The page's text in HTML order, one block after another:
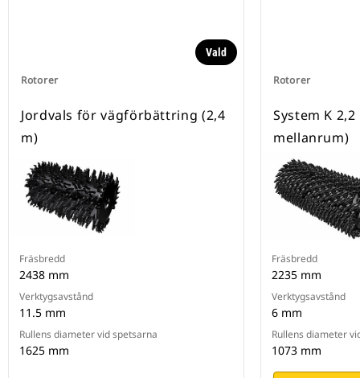
Rotorer
Vald
Jordvals för vägförbättring (2,4
m)
Fräsbredd
2438 mm
Verktygsavstånd
11.5 mm
Rullens diameter vid spetsarna
1625 mm
Rotorer
System K
mellanrum)
Fräsbredd
2235 mm
Verktygsavstånd
6 mm
Rullens diameter
1073 mm